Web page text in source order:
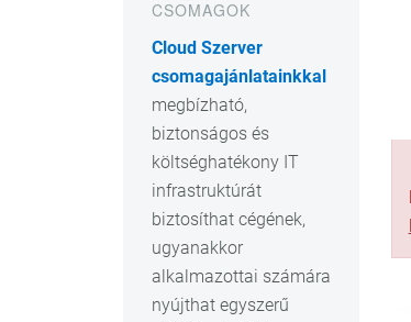
CSOMAGOK
Cloud Szerver
csomagajánlatainkkal
megbízható,
biztonságos és
költséghatékony IT
infrastruktúrát
biztosíthat cégének,
ugyanakkor
alkalmazottai számára
nyújthat egyszerű